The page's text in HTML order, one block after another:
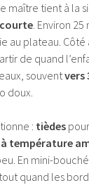
maître tient à la
. Environ
au plateau. Côté
de quand
souventvers
doux.
: tièdes
à température
En mini-
quand les